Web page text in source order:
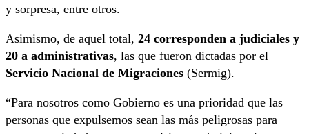
y sorpresa, entre otros.
Asimismo, de aquel total, 24 corresponden a judiciales y
20 a administrativas, las que fueron dictadas por el
Servicio Nacional de Migraciones (Sermig).
“Para nosotros como Gobierno es una prioridad que las
personas que expulsemos sean las más peligrosas para